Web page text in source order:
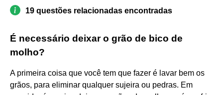
19 questões relacionadas encontradas
É necessário deixar o grão de bico de
molho?
A primeira coisa que você tem que fazer é lavar bem os
grãos, para eliminar qualquer sujeira ou pedras. Em